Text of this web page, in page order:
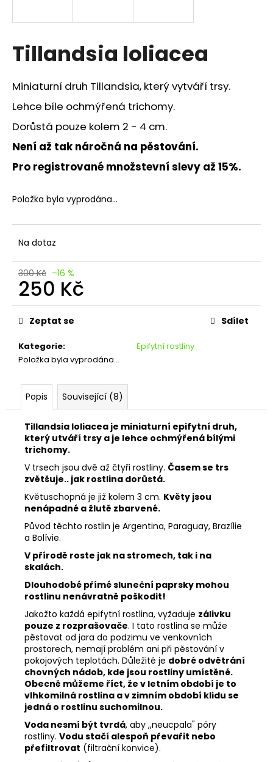
Tillandsia loliacea
Miniaturní druh Tillandsia, který vytváří trsy.
Lehce bíle ochmýřená trichomy.
Dorůstá pouze kolem 2 - 4 cm.
Není až tak náročná na pěstování.
Pro registrované množstevní slevy až 15%.
Položka byla vyprodána…
Na dotaz
300 Kč –16 %
250 Kč
Měrná
cena:
Kategorie:
Epifytní rostliny
Položka byla vyprodána…
Zeptat se Sdílet
Popis Související (8)
Tillandsia loliacea je miniaturní epifytní druh,
který utváří trsy a je lehce ochmýřená bílými
trichomy.
V trsech jsou dvě až čtyři rostliny. Časem se trs
zvětšuje.. jak rostlina dorůstá.
Květuschopná je již kolem 3 cm. Květy jsou
nenápadné a žlutě zbarvené.
Původ těchto rostlin je Argentina, Paraguay, Brazílie
a Bolívie.
V přírodě roste jak na stromech, tak i na
skalách.
Dlouhodobé přímé sluneční paprsky mohou
rostlinu nenávratně poškodit!
Jakožto každá epifytní rostlina, vyžaduje zálivku
pouze z rozprašovače. I tato rostlina se může
pěstovat od jara do podzimu ve venkovních
prostorech, nemají problém ani při pěstování v
pokojových teplotách. Důležité je dobré odvětrání
chovných nádob, kde jsou rostliny umístěné.
Obecně můžeme říct, že v letním období je to
vlhkomilná rostlina a v zimním období klidu se
jedná o rostlinu suchomilnou.
Voda nesmí být tvrdá, aby ,,neucpala" póry
rostliny. Vodu stačí alespoň převařit nebo
přefiltrovat (filtrační konvice).
í
t
?
HLEDAT
D
p
o
u
č
u
j
e
m
e
MOUCHY
37